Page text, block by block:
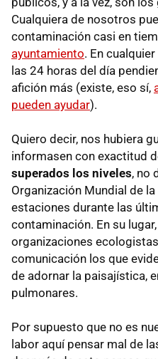
Cualquiera de nosotros
contaminación casi en
ayuntamiento. En
las 24 horas del día
afición más (existe, eso sí,
pueden ayudar).
Quiero decir, nos hubiera
informasen con exactitud
superados los niveles, no
Organización Mundial de
estaciones durante las
contaminación. En su
organizaciones
comunicación los que
de adornar la paisajística,
pulmonares.
Por supuesto que no es
labor aquí pensar mal de